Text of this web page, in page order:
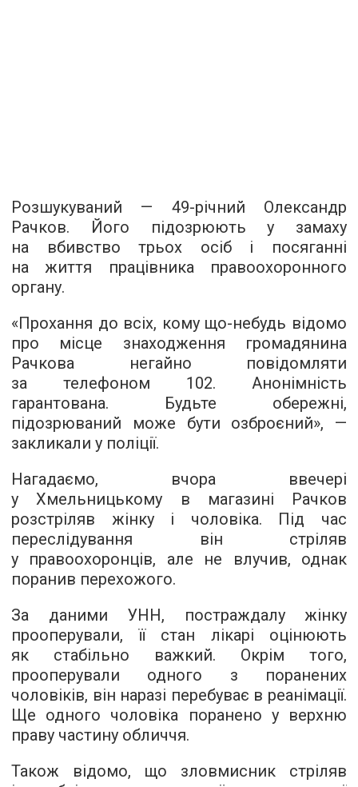
Розшукуваний — 49-річний Олександр
Рачков. Його підозрюють у замаху
на вбивство трьох осіб і посяганні
на життя працівника правоохоронного
органу.
«Прохання до всіх, кому що-небудь відомо
про місце знаходження громадянина
Рачкова негайно повідомляти
за телефоном 102. Анонімність
гарантована. Будьте обережні,
підозрюваний може бути озброєний», —
закликали у поліції.
Нагадаємо, вчора ввечері
у Хмельницькому в магазині Рачков
розстріляв жінку і чоловіка. Під час
переслідування він стріляв
у правоохоронців, але не влучив, однак
поранив перехожого.
За даними УНН, постраждалу жінку
прооперували, її стан лікарі оцінюють
як стабільно важкий. Окрім того,
прооперували одного з поранених
чоловіків, він наразі перебуває в реанімації.
Ще одного чоловіка поранено у верхню
праву частину обличчя.
Також відомо, що зловмисник стріляв